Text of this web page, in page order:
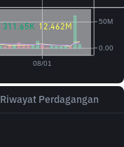
Riwayat Perdagangan
311.65K 12.462M